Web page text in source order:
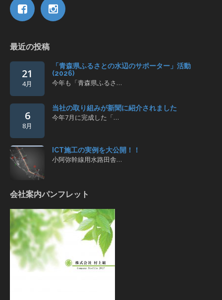
最近の投稿
21
4月
「青森県ふるさとの水辺のサポーター」活動
(2026)
今年も「青森県ふるさ…
6
8月
当社の取り組みが新聞に紹介されました
今年7月に完成した「…
ICT施工の実例を大公開！！
小阿弥幹線用水路田舎…
会社案内パンフレット